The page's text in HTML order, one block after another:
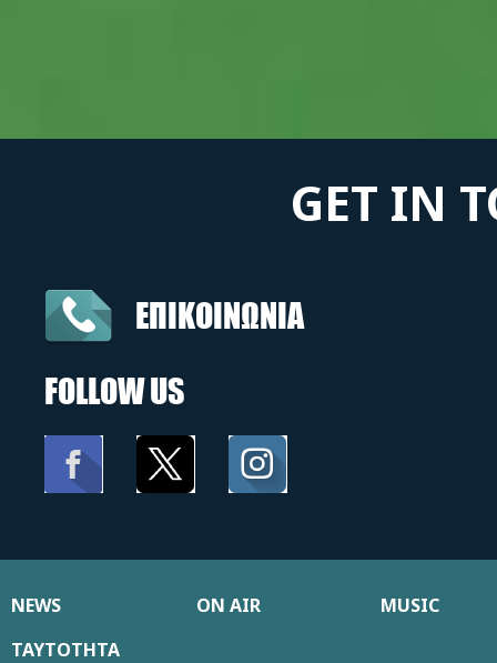
GET IN
ΕΠΙΚΟΙΝΩΝΙΑ
FOLLOW US
NEWS ON AIR
MUSIC
ΤΑΥΤΟΤΗΤΑ